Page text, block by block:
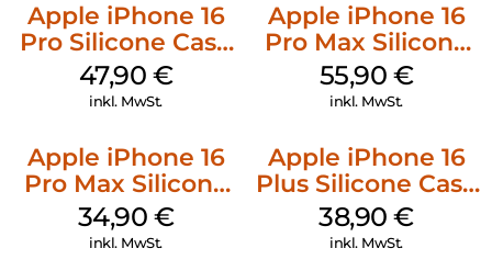
Apple iPhone 16
Pro Silicone Case
MagSafe Denim
47,90 €
inkl. MwSt.
Apple iPhone 16
Pro Max Silicone
Case MagSafe
Stone Gray
55,90 €
inkl. MwSt.
Apple iPhone 16
Pro Max Silicone
Case MagSafe
Denim
34,90 €
inkl. MwSt.
Apple iPhone 16
Plus Silicone Case
MagSafe Denim
38,90€
inkl. MwSt.